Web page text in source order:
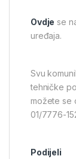
Ovdje se
uređaja.
Svu
tehničke
možete se
01/7776-
Podijeli